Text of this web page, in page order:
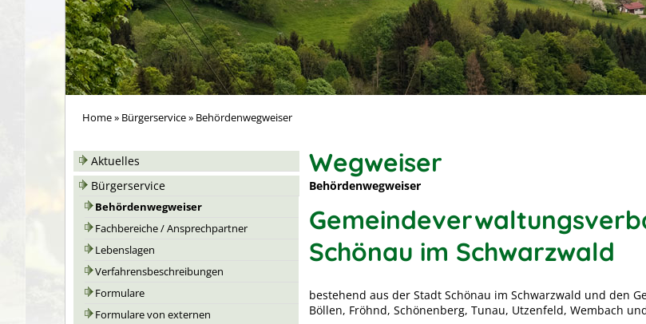
Home» Bürgerservice» Behördenwegweiser
Aktuelles
Bürgerservice
Behördenwegweiser
Fachbereiche / Ansprechpartner
Lebenslagen
Verfahrensbeschreibungen
Formulare
Formulare von externen
Wegweiser
Behördenwegweiser
Schönau im Schwarzwald
bestehend aus der Stadt Schönau im Schwarzwald und den
Böllen, Fröhnd, Schönenberg, Tunau, Utzenfeld, Wembach